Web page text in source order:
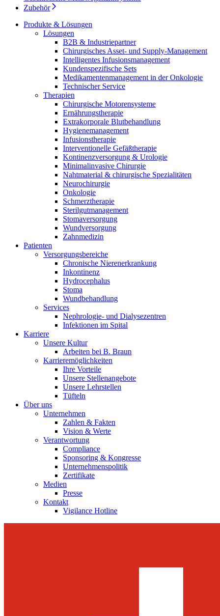
Produkt-Katalog
Finden Sie das Produkt, nach dem Sie suchen. Besuchen Sie
den B. Braun Produktkatalog mit unserem kompletten
interessanten Stellenprofilen.
Zubehör
Produkte & Lösungen
Lösungen
B2B & Industriepartner
Chirurgisches Asset- und Supply-Management
Intelligentes Infusionsmanagement
Kundenspezifische Sets
Medikamentenmanagement in der Onkologie
Technischer Service
Therapien
Chirurgische Motorensysteme
Ernährungstherapie
Extrakorporale Blutbehandlung
Hygienemanagement
Infusionstherapie
Interventionelle Gefäßtherapie
Kontinenzversorgung & Urologie
Minimalinvasive Chirurgie
Nahtmaterial & chirurgische Spezialitäten
Neurochirurgie
Onkologie
Schmerztherapie
Sterilgutmanagement
Stomaversorgung
Wundversorgung
Zahnmedizin
Patienten
Versorgungsbereiche
Chronische Nierenerkrankung
Inkontinenz
Hydrocephalus
Stoma
Wundbehandlung
Services
Nephrologie- und Dialysezentren
Infektionen im Spital
Karriere
Unsere Kultur
Arbeiten bei B. Braun
Karrieremöglichkeiten
Ihre Vorteile
Unsere Stellenangebote
Unsere Lehrstellen
Tüfteln
Über uns
Unternehmen
Zahlen & Fakten
Vision & Werte
Verantwortung
Compliance
Sponsoring & Kongresse
Unternehmenspolitik
Zertifikate
Medien
Presse
Kontakt
Vigilance Hotline